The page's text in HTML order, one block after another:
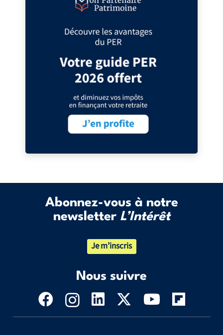
Abonnez-vous à notre
newsletter L’Intérêt
Je m’inscris
Nous suivre